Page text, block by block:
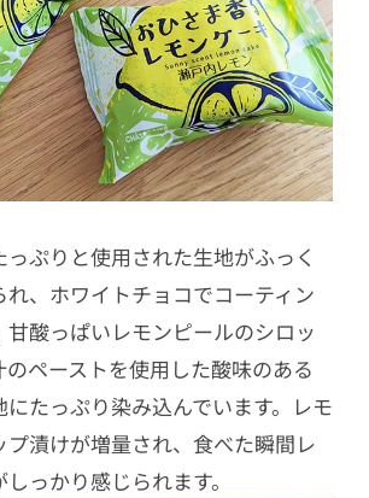
っぷりと使用された生地がふっく
れ、ホワイトチョコでコーティン
甘酸っぱいレモンピールのシロッ
のペーストを使用した酸味のある
にたっぷり染み込んでいます。レモ
プ漬けが増量され、食べた瞬間レ
っかり感じられます。